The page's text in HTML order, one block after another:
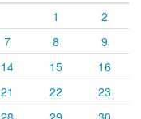
1
2
7 8
9
14 15
16
21 22
23